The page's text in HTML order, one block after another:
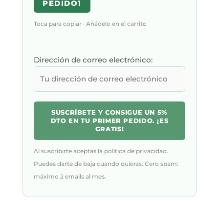
PEDIDO1
Toca para copiar · Añádelo en el carrito
Dirección de correo electrónico:
Al suscribirte aceptas la política de privacidad.
Puedes darte de baja cuando quieras. Cero spam:
máximo 2 emails al mes.